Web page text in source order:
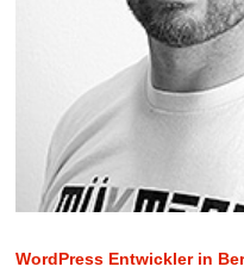
WordPress Entwickler in